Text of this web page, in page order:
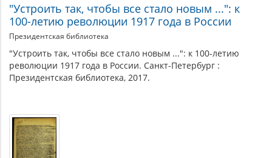
"Устроить так, чтобы все стало новым ...": к
100-летию революции 1917 года в России
Президентская библиотека
"Устроить так, чтобы все стало новым ...": к 100-летию
революции 1917 года в России. Санкт-Петербург :
Президентская библиотека, 2017.